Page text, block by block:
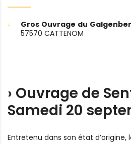
Gros Ouvrage du
57570 CATTENOM
› Ouvrage de
Samedi 20
Entretenu dans son état